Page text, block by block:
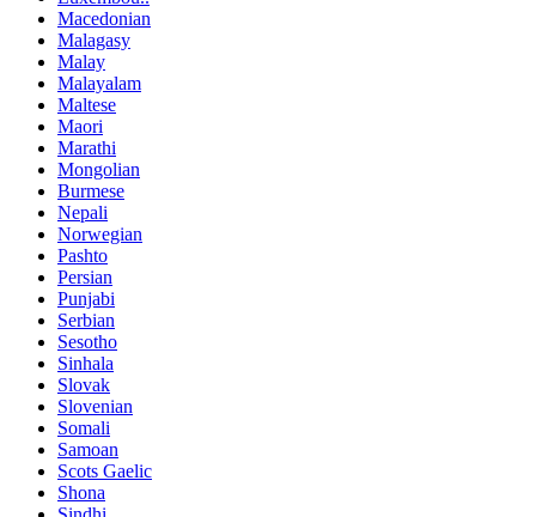
Macedonian
Malagasy
Malay
Malayalam
Maltese
Maori
Marathi
Mongolian
Burmese
Nepali
Norwegian
Pashto
Persian
Punjabi
Serbian
Sesotho
Sinhala
Slovak
Slovenian
Somali
Samoan
Scots Gaelic
Shona